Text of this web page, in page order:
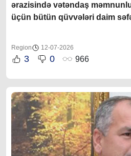
ərazisində vətəndaş
üçün bütün qüvvələri daim
Region 12-07-2026
3 0 966